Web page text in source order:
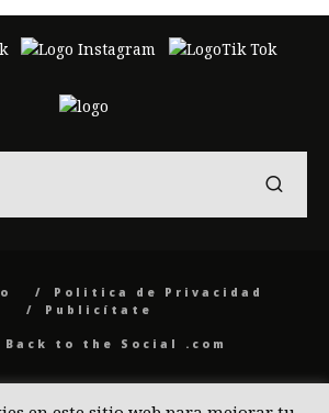
Politica de Privacidad
Publicítate
Back to the Social .com